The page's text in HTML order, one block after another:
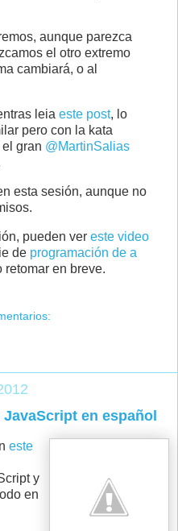
aunque parezca
el otro extremo
cambiará, o al
leia este post, lo
pero con la kata
gran @MartinSalias
esta sesión, aunque no
pueden ver este video
de programación de a
retomar en breve.
en español
este
y
en